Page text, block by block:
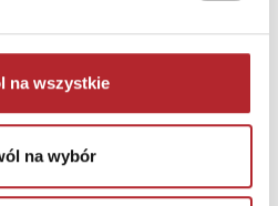
na wszystkie
na wybór
TOP 100
Wyłączność